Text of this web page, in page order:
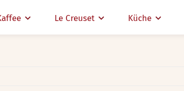
Le Creuset Küche